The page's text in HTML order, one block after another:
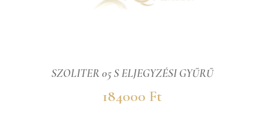
SZOLITER 05 S ELJEGYZÉSI GYŰRŰ
184000 Ft